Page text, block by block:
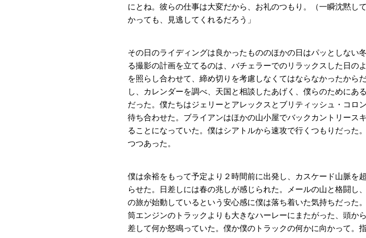
にとね。彼らの仕事は大変だから、お礼のつもり。（一瞬沈黙し
かっても、見逃してくれるだろう」
その日のライディングは良かったもののほかの日はパッとしない
る撮影の計画を立てるのは、バチェラーでのリラックスした日の
を照らし合わせて、締め切りを考慮しなくてはならなかったからだ
し、カレンダーを調べ、天国と相談したあげく、僕らのためにあ
だった。僕たちはジェリーとアレックスとブリティッシュ・コロ
待ち合わせた。ブライアンはほかの山小屋でバックカントリース
ることになっていた。僕はシアトルから速攻で行くつもりだった
つつあった。
僕は余裕をもって予定より２時間前に出発し、カスケード山脈を
らせた。日差しには春の兆しが感じられた。メールの山と格闘し
の旅が始動しているという安心感に僕は落ち着いた気持ちだった
筒エンジンのトラックよりも大きなハーレーにまたがった、頭か
差して何か怒鳴っていた。僕か僕のトラックの何かに向かって。